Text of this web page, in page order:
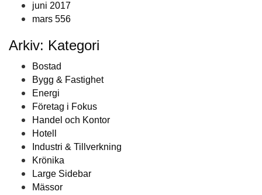
juni 2017
mars 556
Arkiv: Kategori
Bostad
Bygg & Fastighet
Energi
Företag i Fokus
Handel och Kontor
Hotell
Industri & Tillverkning
Krönika
Large Sidebar
Mässor